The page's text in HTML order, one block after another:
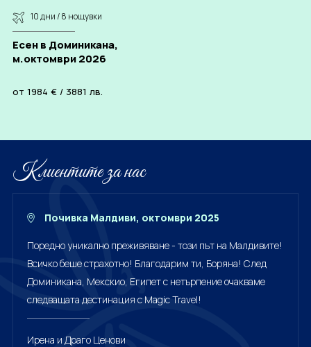
10 дни / 8 нощувки
Есен в Доминикана,
м.октомври 2026
от 1984 € / 3881 лв.
Клиентите за нас
Почивка Малдиви, октомври 2025
Поредно уникално преживяване - този път на Малдивите!
Всичко беше страхотно! Благодарим ти, Боряна! След
Доминикана, Мекскио, Египет с нетърпение очакваме
следващата дестинация с Magic Travel!
Ирена и Драго Ценови